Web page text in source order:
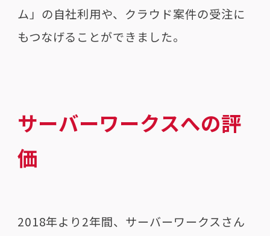
ム」の自社利用や、クラウド案件の受注に
もつなげることができました。
サーバーワークスへの評
価
2018年より2年間、サーバーワークスさん